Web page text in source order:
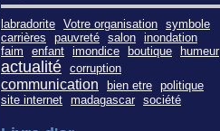
labradorite Votre organisation symbole
carrières
pauvreté salon inondation
faim
enfant imondice boutique humeur
actualité corruption
communication bien etre politique
site internet madagascar société